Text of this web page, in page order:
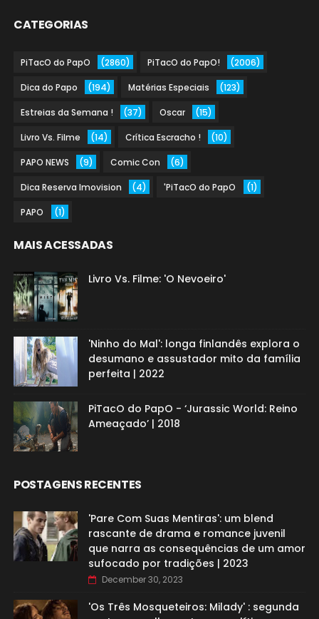
CATEGORIAS
PiTacO do PapO (2860) PiTacO do PapO! (2006)
Dica do Papo (194) Matérias Especiais (123)
Estreias da Semana ! (37) Oscar (15)
Livro Vs. Filme (14) Crítica Escracho ! (10)
PAPO NEWS (9) Comic Con (6)
Dica Reserva Imovision (4) 'PiTacO do PapO (1)
PAPO (1)
MAIS ACESSADAS
Livro Vs. Filme: 'O Nevoeiro'
'Ninho do Mal': longa finlandês explora o
desumano e assustador mito da família
perfeita | 2022
PiTacO do PapO - ‘Jurassic World: Reino
Ameaçado’ | 2018
POSTAGENS RECENTES
'Pare Com Suas Mentiras': um blend
rascante de drama e romance juvenil
que narra as consequências de um amor
sufocado por tradições | 2023
December 30, 2023
'Os Três Mosqueteiros: Milady' : segunda